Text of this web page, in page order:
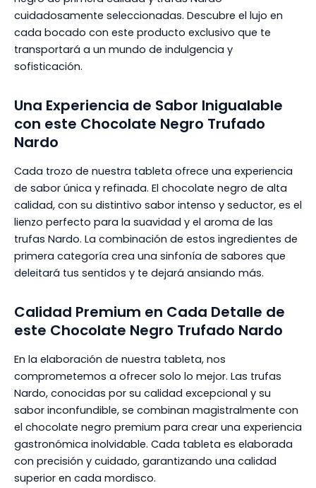
cuidadosamente seleccionadas. Descubre el lujo en
cada bocado con este producto exclusivo que te
transportará a un mundo de indulgencia y
sofisticación.
Una Experiencia de Sabor Inigualable
con este Chocolate Negro Trufado
Nardo
Cada trozo de nuestra tableta ofrece una experiencia
de sabor única y refinada. El chocolate negro de alta
calidad, con su distintivo sabor intenso y seductor, es el
lienzo perfecto para la suavidad y el aroma de las
trufas Nardo. La combinación de estos ingredientes de
primera categoría crea una sinfonía de sabores que
deleitará tus sentidos y te dejará ansiando más.
Calidad Premium en Cada Detalle de
este Chocolate Negro Trufado Nardo
En la elaboración de nuestra tableta, nos
comprometemos a ofrecer solo lo mejor. Las trufas
Nardo, conocidas por su calidad excepcional y su
sabor inconfundible, se combinan magistralmente con
el chocolate negro premium para crear una experiencia
gastronómica inolvidable. Cada tableta es elaborada
con precisión y cuidado, garantizando una calidad
superior en cada mordisco.